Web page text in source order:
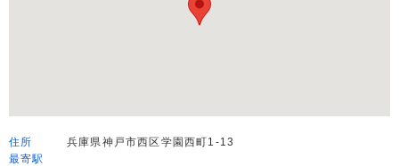
住所
兵庫県神戸市西区学園西町1-13
最寄駅